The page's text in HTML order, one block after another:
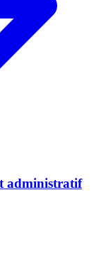
administratif